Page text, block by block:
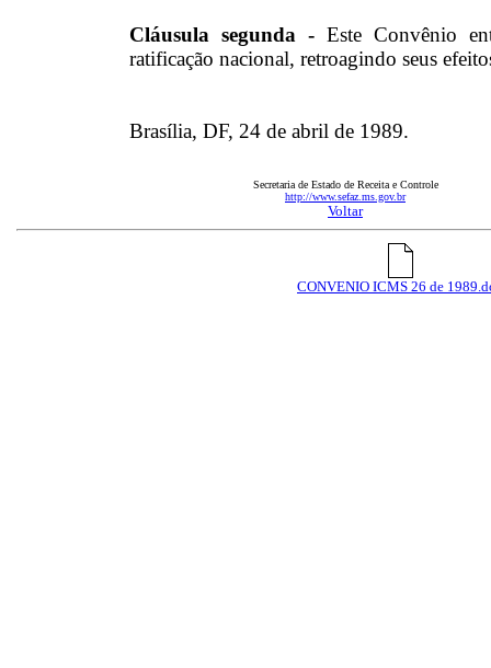
Cláusula segunda -Este Convênio
ratificação nacional, retroagindo seus
Brasília, DF, 24 de abril de 1989.
Secretaria de Estado de Receita e Controle
http://www.sefaz.ms.gov.br
Voltar
CONVENIO ICMS 26 de